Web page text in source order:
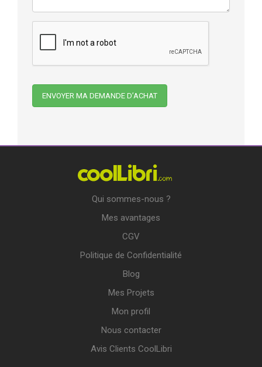
Qui sommes-nous ?
Mes avantages
CGV
Politique de Confidentialité
Blog
Mes Projets
Mon profil
Nous contacter
Avis Clients CoolLibri